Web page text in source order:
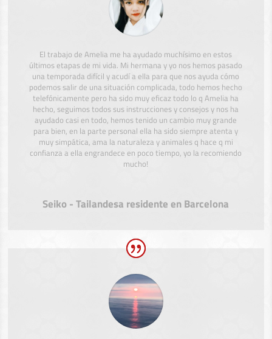
El trabajo de Amelia me ha ayudado muchísimo en estos
últimos etapas de mi vida. Mi hermana y yo nos hemos pasado
una temporada difícil y acudí a ella para que nos ayuda cómo
podemos salir de una situación complicada, todo hemos hecho
telefónicamente pero ha sido muy eficaz todo lo q Amelia ha
hecho, seguimos todos sus instrucciones y consejos y nos ha
ayudado casi en todo, hemos tenido un cambio muy grande
para bien, en la parte personal ella ha sido siempre atenta y
muy simpática, ama la naturaleza y animales q hace q mi
confianza a ella engrandece en poco tiempo, yo la recomiendo
mucho!
Seiko - Tailandesa residente en Barcelona